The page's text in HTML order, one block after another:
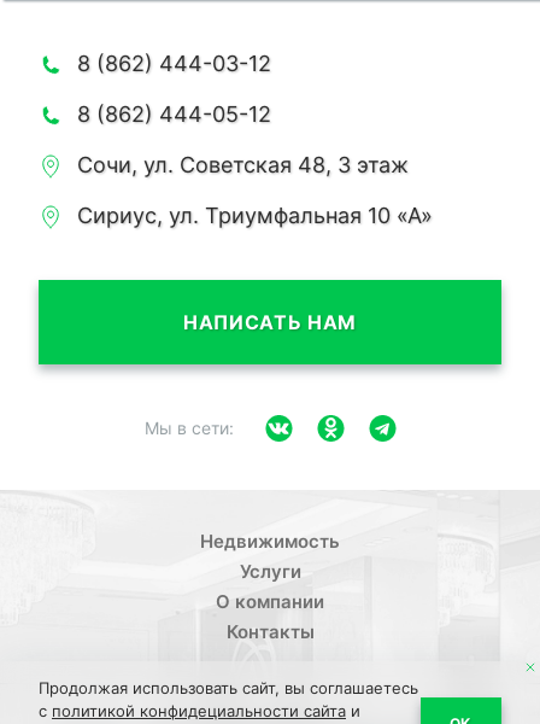
8 (862) 444-03-12
8 (862) 444-05-12
Сочи, ул. Советская 48, 3 этаж
Сириус, ул. Триумфальная 10 «А»
НАПИСАТЬ НАМ
Мы в сети:
Недвижимость
Услуги
О компании
Контакты
Продолжая использовать сайт, вы соглашаетесь
с политикой конфидециальности сайта и